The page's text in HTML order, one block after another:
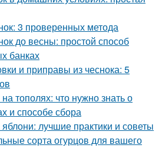
3 проверенных метода
до весны: простой способ
банках
и приправы из чеснока: 5
тополях: что нужно знать о
и способе сбора
лучшие практики и советы
сорта огурцов для вашего